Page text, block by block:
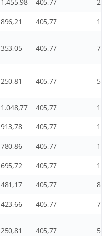
1.455,98 405,77
896,21 405,77
353,05 405,77
250,81 405,77
1.048,77 405,77
913,78 405,77
780,86 405,77
695,72 405,77
481,17 405,77
423,66 405,77
250,81 405,77